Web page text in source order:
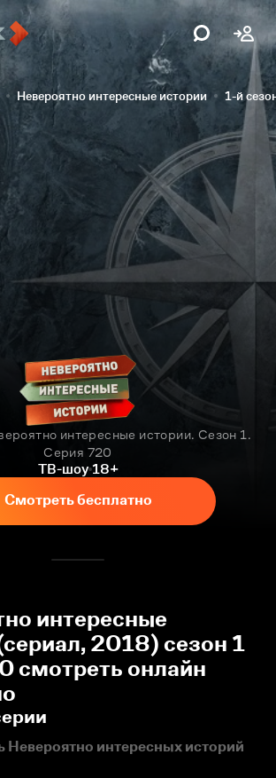
Невероятно интересные истории 1-й
интересные истории. Сезон 1.
Серия 720
ТВ-шоу 18+
Смотреть бесплатно
интересные
2018) сезон 1
смотреть онлайн
Невероятно интересных историй